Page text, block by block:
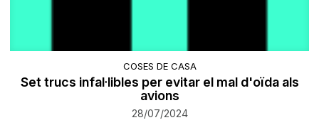
COSES DE CASA
Set trucs infal·libles per evitar el mal d'oïda als
avions
28/07/2024